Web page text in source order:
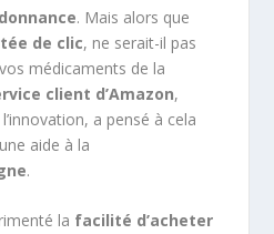
. Mais alors que
de clic, ne serait-il pas
médicaments de la
client d’Amazon,
a pensé à cela
aide à la
.
la facilité d’acheter